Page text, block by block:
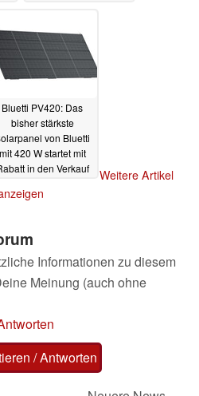
Bluetti PV420: Das
bisher stärkste
von Bluetti
mit 420 W startet mit
in den Verkauf
Weitere Artikel
Informationen zu diesem
Meinung (auch ohne
/ Antworten